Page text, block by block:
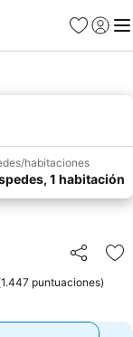
Favoritos
Iniciar
habitaciones
1 habitación
Compartir
1.447 puntuaciones)